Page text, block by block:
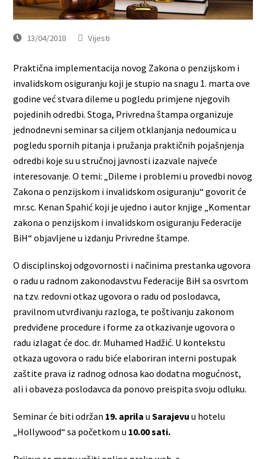
13/04/2018 Vijesti
Praktična implementacija novog Zakona o penzijskom i
invalidskom osiguranju koji je stupio na snagu 1. marta ove
godine već stvara dileme u pogledu primjene njegovih
pojedinih odredbi. Stoga, Privredna štampa organizuje
jednodnevni seminar sa ciljem otklanjanja nedoumica u
pogledu spornih pitanja i pružanja praktičnih pojašnjenja
odredbi koje su u stručnoj javnosti izazvale najveće
interesovanje. O temi: „Dileme i problemi u provedbi novog
Zakona o penzijskom i invalidskom osiguranju“ govorit će
mr.sc. Kenan Spahić koji je ujedno i autor knjige „Komentar
zakona o penzijskom i invalidskom osiguranju Federacije
BiH“ objavljene u izdanju Privredne štampe.
O disciplinskoj odgovornosti i načinima prestanka ugovora
o radu u radnom zakonodavstvu Federacije BiH sa osvrtom
na tzv. redovni otkaz ugovora o radu od poslodavca,
pravilnom utvrđivanju razloga, te poštivanju zakonom
predviđene procedure i forme za otkazivanje ugovora o
radu izlagat će doc. dr. Muhamed Hadžić. U kontekstu
otkaza ugovora o radu biće elaboriran interni postupak
zaštite prava iz radnog odnosa kao dodatna mogućnost,
ali i obaveza poslodavca da ponovo preispita svoju odluku.
Seminar će biti održan 19. aprila uSarajevu u hotelu
„Hollywood“ sa početkom u 10.00 sati.